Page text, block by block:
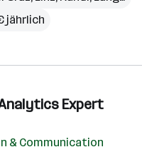
jährlich
Expert
& Communication